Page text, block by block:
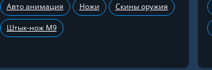
Авто анимация Ножи Скины оружия
Штык-нож М9